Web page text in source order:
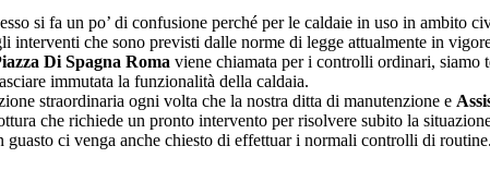
si fa un po’ di confusione perché per le caldaie in uso in ambito
che sono previsti dalle norme di legge attualmente in
Di Spagna Roma viene chiamata per i controlli ordinari, siamo
immutata la funzionalità della caldaia.
straordinaria ogni volta che la nostra ditta di manutenzione e
che richiede un pronto intervento per risolvere subito la
guasto ci venga anche chiesto di effettuar i normali controlli di routine.